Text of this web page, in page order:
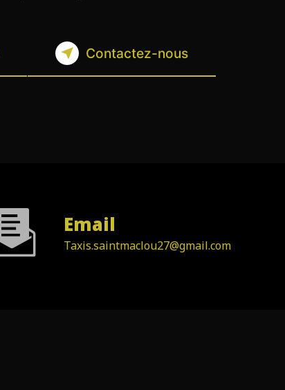
Contactez-nous
Email
taxis.saintmaclou27@gmail.com